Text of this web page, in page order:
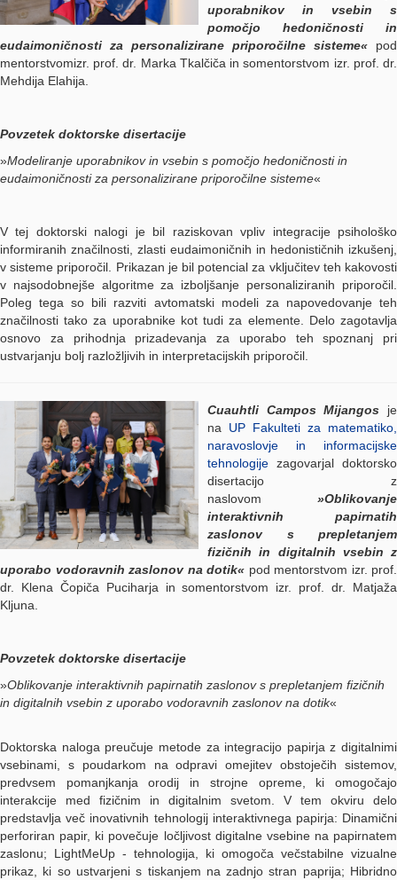
uporabnikov in vsebin s
pomočjo hedoničnosti in
eudaimoničnosti za personalizirane priporočilne sisteme« pod
mentorstvomizr. prof. dr. Marka Tkalčiča in somentorstvom izr. prof. dr.
Mehdija Elahija.
Povzetek doktorske disertacije
»Modeliranje uporabnikov in vsebin s pomočjo hedoničnosti in
eudaimoničnosti za personalizirane priporočilne sisteme«
V tej doktorski nalogi je bil raziskovan vpliv integracije psihološko
informiranih značilnosti, zlasti eudaimoničnih in hedonističnih izkušenj,
v sisteme priporočil. Prikazan je bil potencial za vključitev teh kakovosti
v najsodobnejše algoritme za izboljšanje personaliziranih priporočil.
Poleg tega so bili razviti avtomatski modeli za napovedovanje teh
značilnosti tako za uporabnike kot tudi za elemente. Delo zagotavlja
osnovo za prihodnja prizadevanja za uporabo teh spoznanj pri
ustvarjanju bolj razložljivih in interpretacijskih priporočil.
Cuauhtli Campos Mijangos je
na UP Fakulteti za matematiko,
naravoslovje in informacijske
tehnologije zagovarjal doktorsko
disertacijo z
naslovom »Oblikovanje
interaktivnih papirnatih
zaslonov s prepletanjem
fizičnih in digitalnih vsebin z
uporabo vodoravnih zaslonov na dotik« pod mentorstvom izr. prof.
dr. Klena Čopiča Puciharja in somentorstvom izr. prof. dr. Matjaža
Kljuna.
Povzetek doktorske disertacije
»Oblikovanje interaktivnih papirnatih zaslonov s prepletanjem fizičnih
in digitalnih vsebin z uporabo vodoravnih zaslonov na dotik«
Doktorska naloga preučuje metode za integracijo papirja z digitalnimi
vsebinami, s poudarkom na odpravi omejitev obstoječih sistemov,
predvsem pomanjkanja orodij in strojne opreme, ki omogočajo
interakcije med fizičnim in digitalnim svetom. V tem okviru delo
predstavlja več inovativnih tehnologij interaktivnega papirja: Dinamični
perforiran papir, ki povečuje ločljivost digitalne vsebine na papirnatem
zaslonu; LightMeUp - tehnologija, ki omogoča večstabilne vizualne
prikaz, ki so ustvarjeni s tiskanjem na zadnjo stran paprija; Hibridno